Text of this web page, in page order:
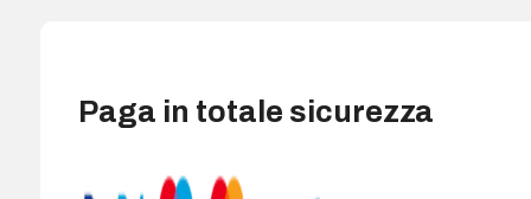
Paga in totale sicurezza